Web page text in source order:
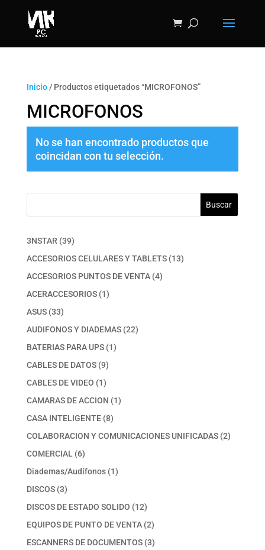
Inicio/ Productos etiquetados “MICROFONOS”
MICROFONOS
No se han encontrado productos que
coincidan con tu selección.
Buscar
3NSTAR 3939
productos
ACCESORIOS CELULARES Y TABLETS 1313
ACCESORIOS PUNTOS DE VENTA 44
ACERACCESORIOS 11
ASUS 3333
productos
AUDIFONOS Y DIADEMAS 2222
BATERIAS PARA UPS 11
CABLES DE DATOS 99
productos
CABLES DE VIDEO 11
producto
CAMARAS DE ACCION 11
CASA INTELIGENTE 88
productos
COLABORACION Y COMUNICACIONES UNIFICADAS 22
COMERCIAL 66
productos
Diademas/Audífonos 11
DISCOS 33
productos
DISCOS DE ESTADO SOLIDO 1212
productos
EQUIPOS DE PUNTO DE VENTA 22
productos
ESCANNERS DE DOCUMENTOS 33